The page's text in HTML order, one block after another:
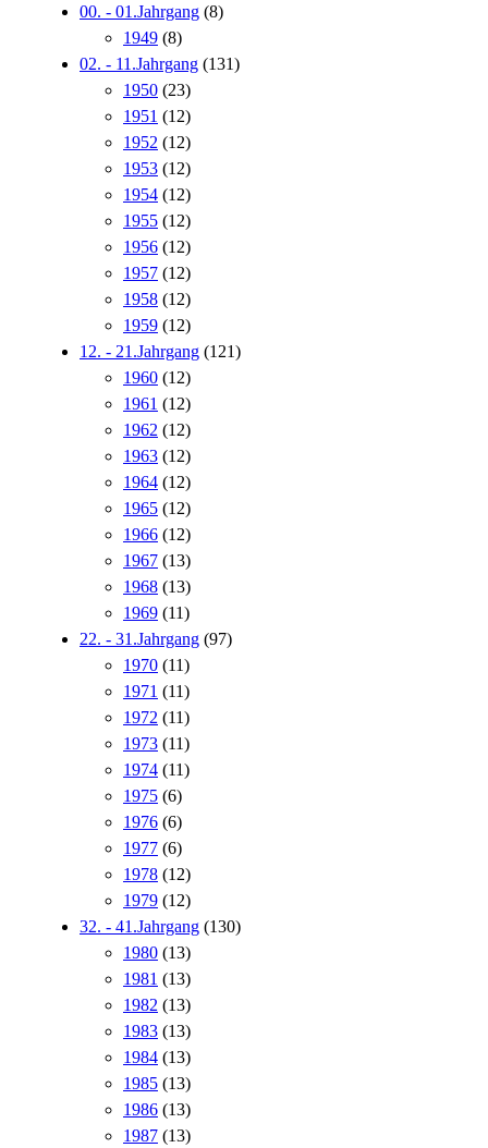
00. - 01.Jahrgang (8)
1949 (8)
02. - 11.Jahrgang (131)
1950 (23)
1951 (12)
1952 (12)
1953 (12)
1954 (12)
1955 (12)
1956 (12)
1957 (12)
1958 (12)
1959 (12)
12. - 21.Jahrgang (121)
1960 (12)
1961 (12)
1962 (12)
1963 (12)
1964 (12)
1965 (12)
1966 (12)
1967 (13)
1968 (13)
1969 (11)
22. - 31.Jahrgang (97)
1970 (11)
1971 (11)
1972 (11)
1973 (11)
1974 (11)
1975 (6)
1976 (6)
1977 (6)
1978 (12)
1979 (12)
32. - 41.Jahrgang (130)
1980 (13)
1981 (13)
1982 (13)
1983 (13)
1984 (13)
1985 (13)
1986 (13)
1987 (13)